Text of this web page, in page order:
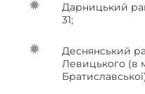
Дарницький
31;
Деснянський
Левицького (в